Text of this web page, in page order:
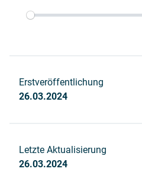
Erstveröffentlichung
26.03.2024
Letzte Aktualisierung
26.03.2024